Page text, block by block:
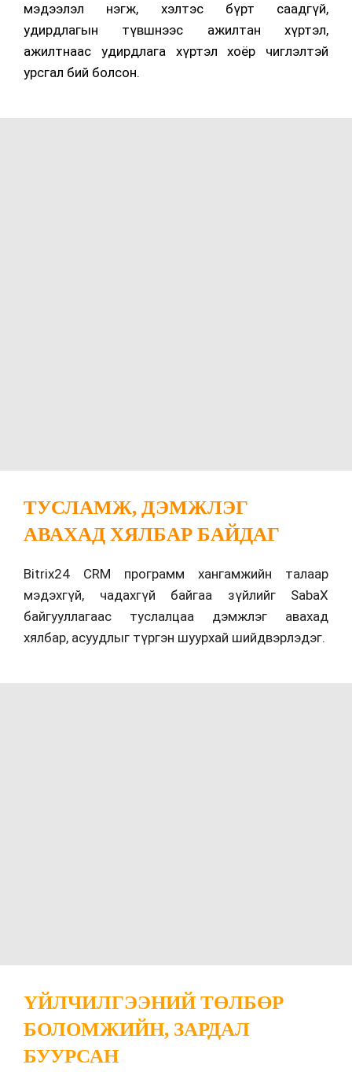
мэдээлэл нэгж, хэлтэс бүрт саадгүй,
удирдлагын түвшнээс ажилтан хүртэл,
ажилтнаас удирдлага хүртэл хоёр чиглэлтэй
урсгал бий болсон.
ТУСЛАМЖ, ДЭМЖЛЭГ
АВАХАД ХЯЛБАР БАЙДАГ
Bitrix24 CRM программ хангамжийн талаар
мэдэхгүй, чадахгүй байгаа зүйлийг SabaX
байгууллагаас туслалцаа дэмжлэг авахад
хялбар, асуудлыг түргэн шуурхай шийдвэрлэдэг.
ҮЙЛЧИЛГЭЭНИЙ ТӨЛБӨР
БОЛОМЖИЙН, ЗАРДАЛ
БУУРСАН